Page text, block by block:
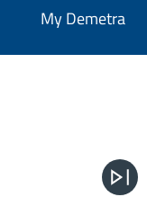
My Demetra